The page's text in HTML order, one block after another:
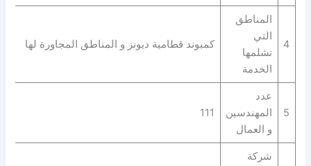
4
المناطق
التي
تشلمها
الخدمة
كمبوند قطامية ديونز و المناطق المجاورة لها
5
عدد
المهندسين
و العمال
111
شركة